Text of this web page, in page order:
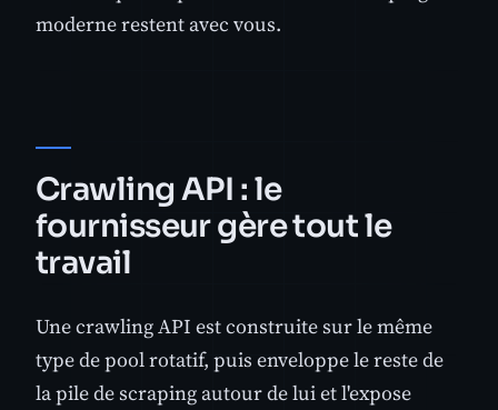
moderne restent avec vous.
Crawling API : le
fournisseur gère tout le
travail
Une crawling API est construite sur le même
type de pool rotatif, puis enveloppe le reste de
la pile de scraping autour de lui et l'expose